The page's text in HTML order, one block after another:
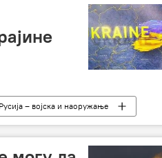
Русија – војска и наоружање
Велика Британија
НАТО